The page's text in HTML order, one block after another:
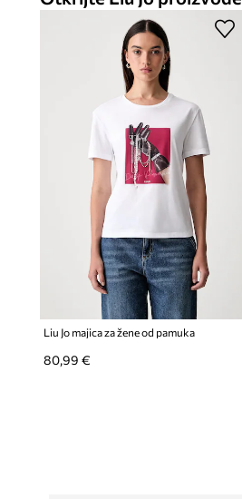
Liu Jo majica za žene od pamuka
80,99 €